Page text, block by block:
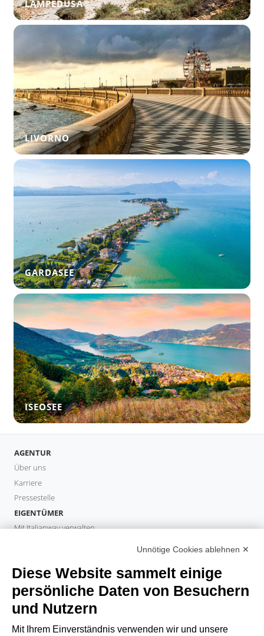
LAMPEDUSA
LIVORNO
GARDASEE
ISEOSEE
AGENTUR
Über uns
Karriere
Pressestelle
EIGENTÜMER
Mit Italianway verwalten
PROPERTY MANAGER
Partner werden
Italianway Academy
Aufenthalt buchen
Unnötige Cookies ablehnen ✕
Diese Website sammelt einige
persönliche Daten von Besuchern
und Nutzern
Mit Ihrem Einverständnis verwenden wir und unsere